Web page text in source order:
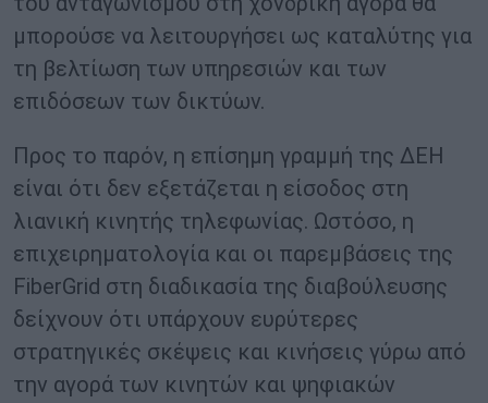
μπορούσε να λειτουργήσει ως καταλύτης για
τη βελτίωση των υπηρεσιών και των
επιδόσεων των δικτύων.
Προς το παρόν, η επίσημη γραμμή της ΔΕΗ
είναι ότι δεν εξετάζεται η είσοδος στη
λιανική κινητής τηλεφωνίας. Ωστόσο, η
επιχειρηματολογία και οι παρεμβάσεις της
FiberGrid στη διαδικασία της διαβούλευσης
δείχνουν ότι υπάρχουν ευρύτερες
στρατηγικές σκέψεις και κινήσεις γύρω από
την αγορά των κινητών και ψηφιακών